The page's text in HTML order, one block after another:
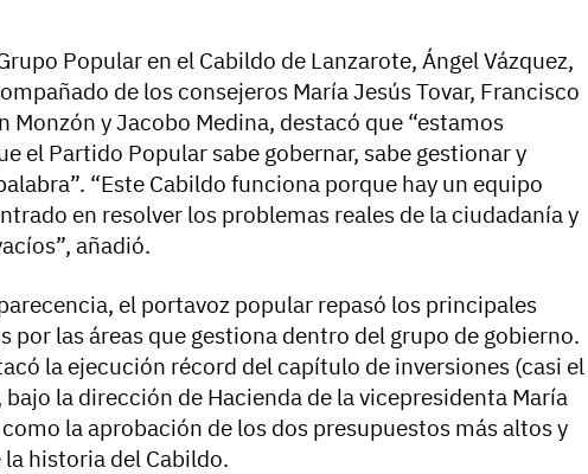
Popular en el Cabildo de Lanzarote, Ángel Vázquez,
de los consejeros María Jesús Tovar, Francisco
Monzón y Jacobo Medina, destacó que “estamos
el Partido Popular sabe gobernar, sabe gestionar y
“Este Cabildo funciona porque hay un equipo
en resolver los problemas reales de la ciudadanía y
añadió.
el portavoz popular repasó los principales
por las áreas que gestiona dentro del grupo de gobierno.
la ejecución récord del capítulo de inversiones (casi el
la dirección de Hacienda de la vicepresidenta María
como la aprobación de los dos presupuestos más altos y
la historia del Cabildo.